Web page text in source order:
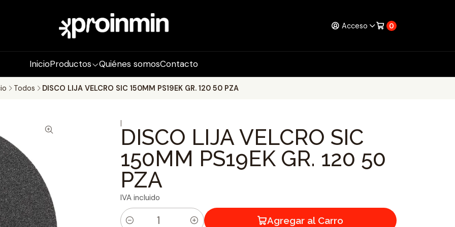
Acceso 0
InicioProductos Quiénes somosContacto
Todos DISCO LIJA VELCRO SIC 150MM PS19EK GR. 120 50 PZA
|
DISCO LIJA VELCRO SIC
150MM PS19EK GR. 120 50
PZA
IVA incluido
Agregar al Carro